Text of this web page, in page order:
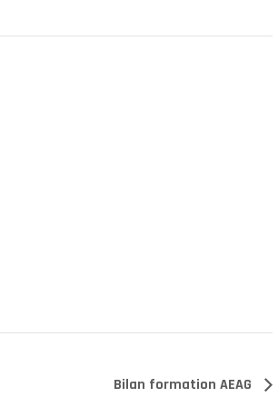
Bilan formation AEAG